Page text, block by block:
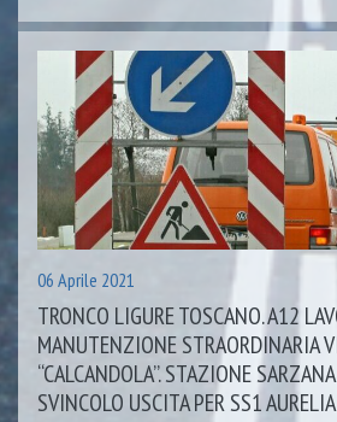
06 Aprile 2021
TRONCO LIGURE TOSCANO. A12
MANUTENZIONE STRAORDINARIA
“CALCANDOLA”. STAZIONE
SVINCOLO USCITA PER SS1 AURELIA